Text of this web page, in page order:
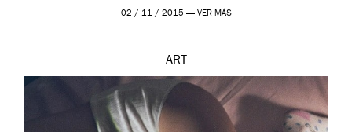
prueba en el Tate […]
02 / 11 / 2015 — VER MÁS
ART